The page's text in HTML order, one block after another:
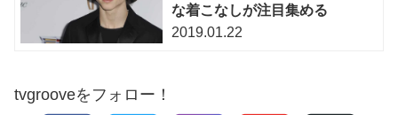
な着こなしが注目集める
2019.01.22
tvgrooveをフォロー！